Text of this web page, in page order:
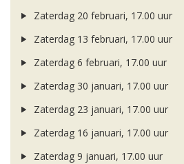
Zaterdag 20 februari, 17.00 uur
Zaterdag 13 februari, 17.00 uur
Zaterdag 6 februari, 17.00 uur
Zaterdag 30 januari, 17.00 uur
Zaterdag 23 januari, 17.00 uur
Zaterdag 16 januari, 17.00 uur
Zaterdag 9 januari, 17.00 uur